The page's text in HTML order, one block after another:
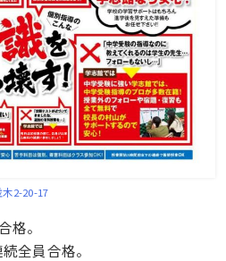
木2-20-17
格。
全員合格。